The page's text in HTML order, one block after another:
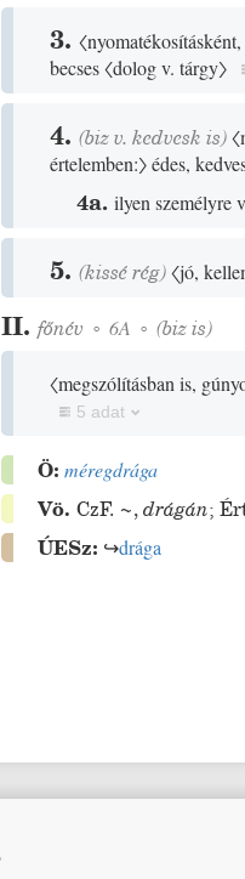
3.
becses〈dolog v. tárgy〉
4.(bizv.kedvesk is)
értelemben:〉édes,
4a.ilyen személyre
5.(kissérég) 〈jó,
II.főnév ◦ 6A ◦ (bizis)
〈megszólításban is,
5 adat
Ö: méregdrága
Vö.CzF. ~,drágán;
ÚESz: ↪drága